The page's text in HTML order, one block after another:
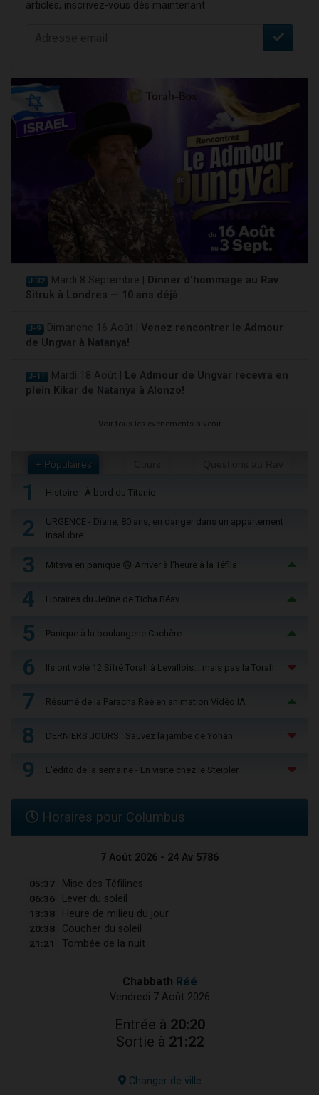
articles, inscrivez-vous dès maintenant :
J-32 Mardi 8 Septembre |
Dinner d'hommage au Rav
Sitruk à Londres — 10 ans déjà
J-9 Dimanche 16 Août | Venez rencontrer le Admour
de Ungvar à Natanya!
J-11 Mardi 18 Août |
Le Admour de Ungvar recevra en
plein Kikar de Natanya à Alonzo!
Voir tous les événements à venir
+ Populaires
1 Histoire - À bord du Titanic
2
URGENCE - Diane, 80 ans, en danger dans un appartement
insalubre
3 Mitsva en panique 😨 Arriver à l'heure à la Téfila
4 Horaires du Jeûne de Ticha Béav
5 Panique à la boulangerie Cachère
6 Ils ont volé 12 Sifré Torah à Levallois… mais pas la Torah
7 Résumé de la Paracha Réé en animation Vidéo IA
8 DERNIERS JOURS : Sauvez la jambe de Yohan
9 L'édito de la semaine - En visite chez le Steipler
Horaires pour Columbus
7 Août 2026 - 24 Av 5786
05:37 Mise des Téfilines
06:36 Lever du soleil
13:38 Heure de milieu du jour
20:38 Coucher du soleil
21:21 Tombée de la nuit
Chabbath Réé
Vendredi 7 Août 2026
Entrée à 20:20
Sortie à 21:22
Changer de ville